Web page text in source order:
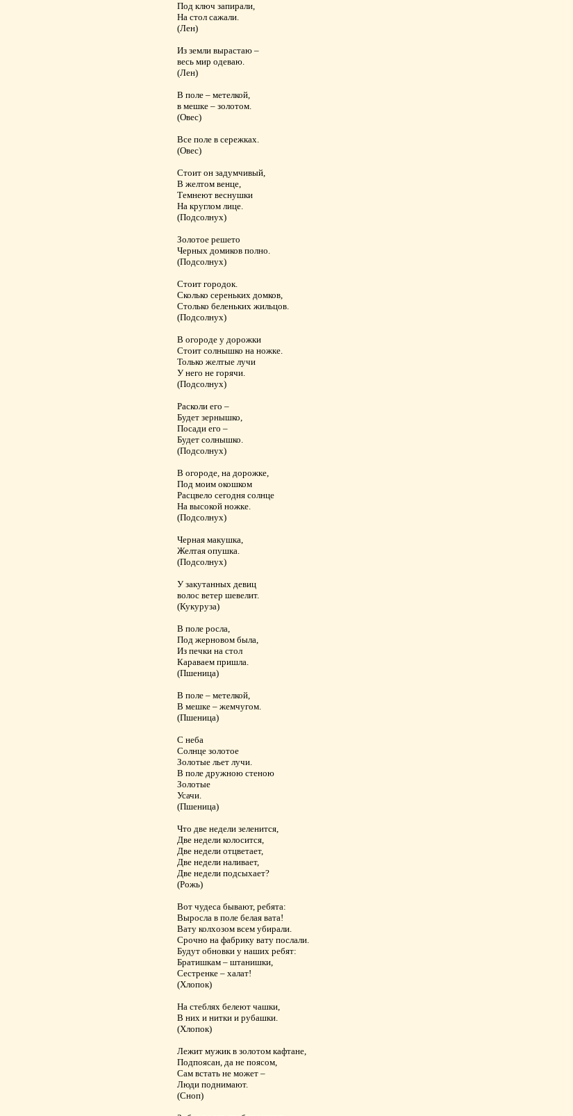
Под ключ запирали,
На стол сажали.
(Лен)
Из земли вырастаю –
весь мир одеваю.
(Лен)
В поле – метелкой,
в мешке – золотом.
(Овес)
Все поле в сережках.
(Овес)
Стоит он задумчивый,
В желтом венце,
Темнеют веснушки
На круглом лице.
(Подсолнух)
Золотое решето
Черных домиков полно.
(Подсолнух)
Стоит городок.
Сколько сереньких домков,
Столько беленьких жильцов.
(Подсолнух)
В огороде у дорожки
Стоит солнышко на ножке.
Только желтые лучи
У него не горячи.
(Подсолнух)
Расколи его –
Будет зернышко,
Посади его –
Будет солнышко.
(Подсолнух)
В огороде, на дорожке,
Под моим окошком
Расцвело сегодня солнце
На высокой ножке.
(Подсолнух)
Черная макушка,
Желтая опушка.
(Подсолнух)
У закутанных девиц
волос ветер шевелит.
(Кукуруза)
В поле росла,
Под жерновом была,
Из печки на стол
Караваем пришла.
(Пшеница)
В поле – метелкой,
В мешке – жемчугом.
(Пшеница)
С неба
Солнце золотое
Золотые льет лучи.
В поле дружною стеною
Золотые
Усачи.
(Пшеница)
Что две недели зеленится,
Две недели колосится,
Две недели отцветает,
Две недели наливает,
Две недели подсыхает?
(Рожь)
Вот чудеса бывают, ребята:
Выросла в поле белая вата!
Вату колхозом всем убирали.
Срочно на фабрику вату послали.
Будут обновки у наших ребят:
Братишкам – штанишки,
Сестренке – халат!
(Хлопок)
На стеблях белеют чашки,
В них и нитки и рубашки.
(Хлопок)
Лежит мужик в золотом кафтане,
Подпоясан, да не поясом,
Сам встать не может –
Люди поднимают.
(Сноп)